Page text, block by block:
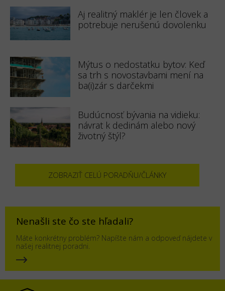
Aj realitný maklér je len človek a
potrebuje nerušenú dovolenku
Mýtus o nedostatku bytov: Keď
sa trh s novostavbami mení na
ba(i)zár s darčekmi
Budúcnosť bývania na vidieku:
návrat k dedinám alebo nový
životný štýl?
ZOBRAZIŤ CELÚ PORADŇU/ČLÁNKY
Nenašli ste čo ste hľadali?
Máte konkrétny problém? Napíšte nám a odpoveď nájdete v
našej realitnej poradni.